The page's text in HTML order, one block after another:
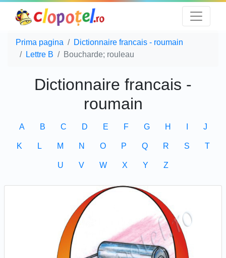
Prima pagina
Dictionnaire francais - roumain
Lettre B
Boucharde; rouleau
Dictionnaire francais -
roumain
A B C D E F G H J
K L M N O P Q R S T
U V W X Y Z